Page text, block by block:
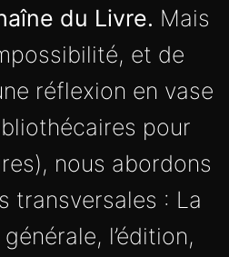
du Livre. Mais
et de
réflexion en vase
pour
nous abordons
transversales : La
l’édition,